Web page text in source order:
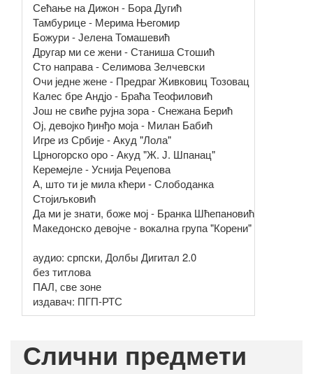
Сећање на Дижон - Бора Дугић
Тамбурице - Мерима Његомир
Божури - Јелена Томашевић
Другар ми се жени - Станиша Стошић
Сто направа - Селимова Зелчевски
Очи једне жене - Предраг Живковиц Тозовац
Калес бре Андјо - Браћа Теофиловић
Још не свиће рујна зора - Снежана Берић
Ој, девојко ђинђо моја - Милан Бабић
Игре из Србије - Акуд "Лола"
Црногорско оро - Акуд "Ж. Ј. Шпанац"
Керемејле - Уснија Реџепова
А, што ти је мила кћери - Слободанка
Стојиљковић
Да ми је знати, боже мој - Бранка Шћепановић
Македонско девојче - вокална група "Корени"
аудио: српски, Долбы Дигитал 2.0
без титлова
ПАЛ, све зоне
издавач: ПГП-РТС
Слични предмети